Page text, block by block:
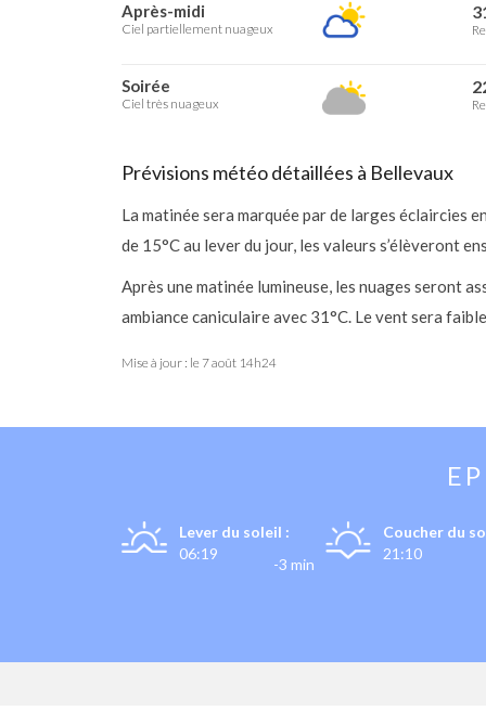
Après-midi
Ciel partiellement nuageux
Soirée
Ciel très nuageux
Prévisions météo détaillées à Bellevaux
La matinée sera marquée par de larges éclaircies
de 15°C au lever du jour, les valeurs s’élèveront
Après une matinée lumineuse, les nuages seront
ambiance caniculaire avec 31°C. Le vent sera
Mise à jour : le 7 août 14h24
Lever du soleil :
06:19
-3 min
Coucher du
21:10